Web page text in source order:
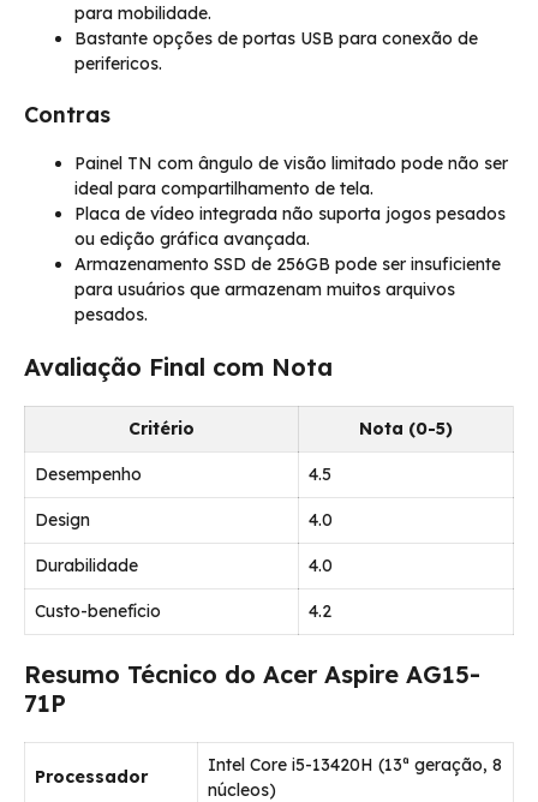
para mobilidade.
Bastante opções de portas USB para conexão de
perifericos.
Contras
Painel TN com ângulo de visão limitado pode não ser
ideal para compartilhamento de tela.
Placa de vídeo integrada não suporta jogos pesados
ou edição gráfica avançada.
Armazenamento SSD de 256GB pode ser insuficiente
para usuários que armazenam muitos arquivos
pesados.
Avaliação Final com Nota
Critério Nota (0-5)
Desempenho 4.5
Design 4.0
Durabilidade 4.0
Custo-benefício 4.2
Resumo Técnico do Acer Aspire AG15-
71P
Processador
Intel Core i5-13420H (13ª geração, 8
núcleos)